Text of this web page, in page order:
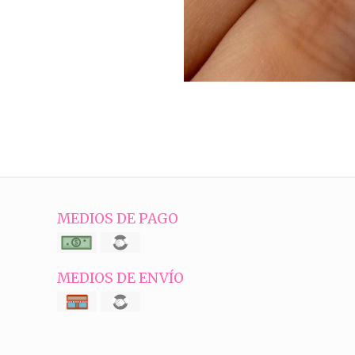
MEDIOS DE PAGO
MEDIOS DE ENVÍO